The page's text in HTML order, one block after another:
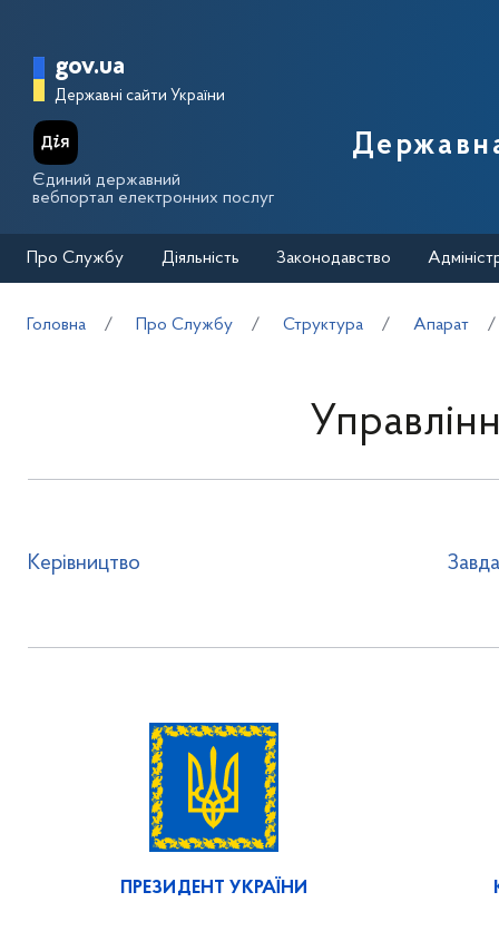
Головна сторінка Державної
gov.ua
Державні сайти України
Єдиний державний
вебпортал електронних послуг
Про Службу Діяльність Законодавство
Головна Про Службу Структура Апарат
Керівництво
ПРЕЗИДЕНТ УКРАЇНИ